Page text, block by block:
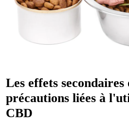
Les effets secondaires
précautions liées à
CBD